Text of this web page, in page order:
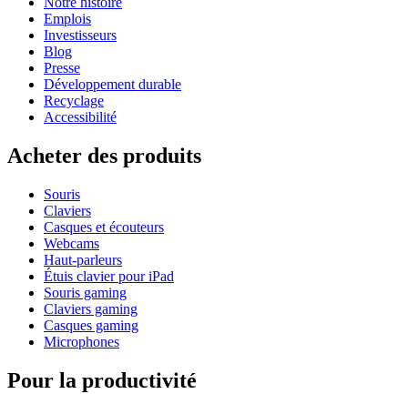
Emplois
Investisseurs
Blog
Presse
Développement durable
Recyclage
Accessibilité
Acheter des produits
Souris
Claviers
Casques et écouteurs
Webcams
Haut-parleurs
Étuis clavier pour iPad
Souris gaming
Claviers gaming
Casques gaming
Microphones
Pour la productivité